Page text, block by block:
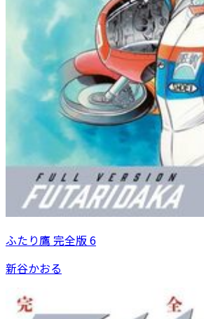
ふたり鷹 完全版 6
新谷かおる